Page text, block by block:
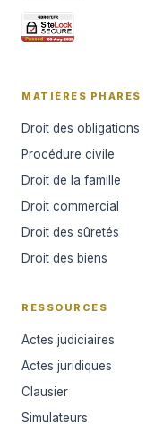
MATIÈRES PHARES
Droit des obligations
Procédure civile
Droit de la famille
Droit commercial
Droit des sûretés
Droit des biens
RESSOURCES
Actes judiciaires
Actes juridiques
Clausier
Simulateurs